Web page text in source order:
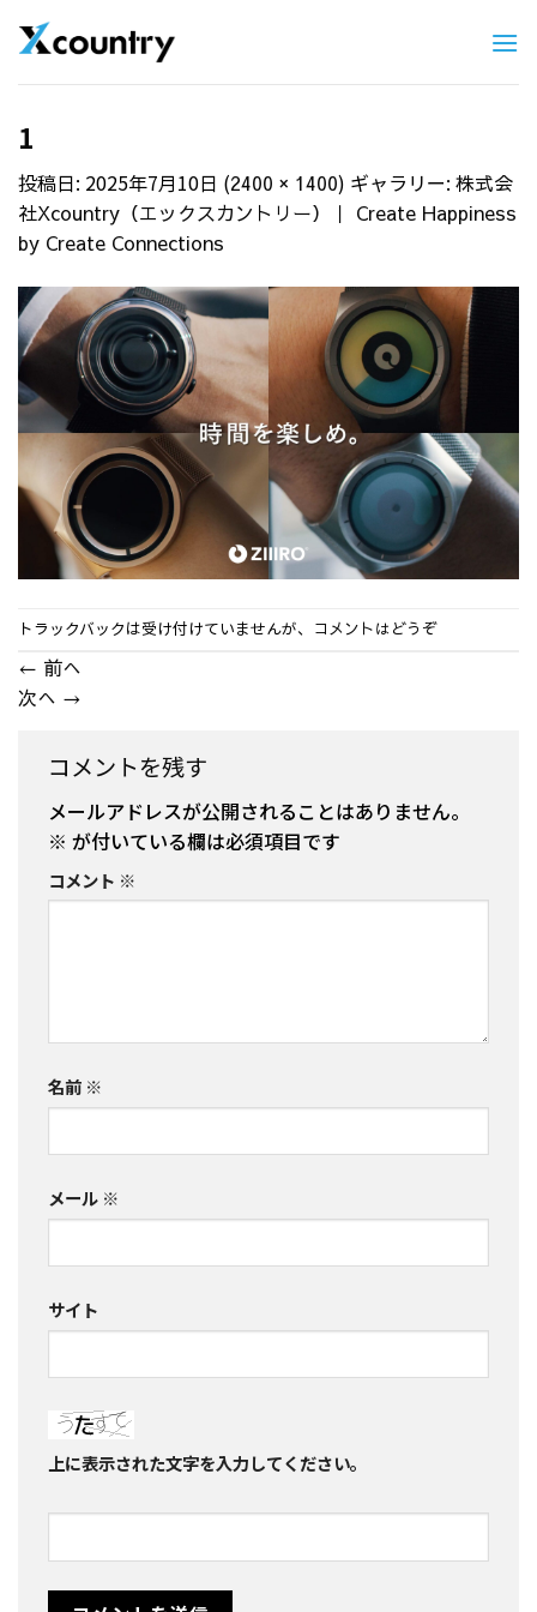
1
投稿日: 2025年7月10日 (2400 × 1400) ギャラリー: 株式会
社Xcountry（エックスカントリー）｜ Create Happiness
by Create Connections
トラックバックは受け付けていませんが、 コメントはどうぞ
← 前へ
次へ →
コメントを残す
メールアドレスが公開されることはありません。
※ が付いている欄は必須項目です
コメント ※
名前 ※
メール ※
サイト
上に表示された文字を入力してください。